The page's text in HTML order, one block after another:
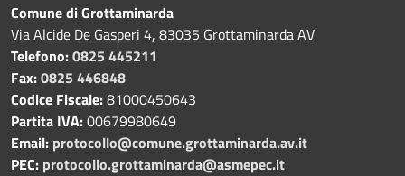
Comune di Grottaminarda
Via Alcide De Gasperi 4, 83035 Grottaminarda AV
Telefono:0825 445211
Fax:0825 446848
Codice Fiscale:81000450643
Partita IVA:00679980649
Email: protocollo@comune.grottaminarda.av.it
PEC: protocollo.grottaminarda@asmepec.it